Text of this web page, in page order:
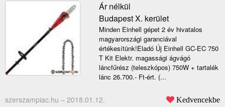
Ár nélkül
Budapest X. kerület
Minden Einhell gépet 2 év hivatalos
magyarországi garanciával
értékesítünk!Eladó Új Einhell GC-EC 750
T Kit Elektr. magassági ágvágó
láncfűrész (teleszkópos) 750W + tartalék
lánc 26.700.- Ft-ért. (...
szerszampiac.hu – 2018.01.12. Kedvencekbe